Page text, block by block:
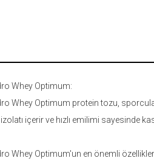
Whey Optimum:
Whey Optimum protein tozu,
içerir ve hızlı emilimi sayesinde
Whey Optimum'un en önemli